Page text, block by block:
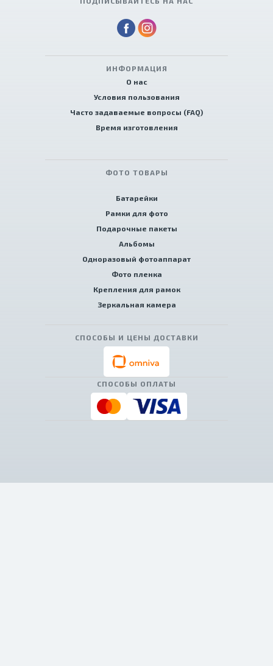
ИНФОРМАЦИЯ
О нас
Условия пользования
Часто задаваемые вопросы (FAQ)
Время изготовления
ФОТО ТОВАРЫ
Батарейки
Рамки для фото
Подарочные пакеты
Альбомы
Одноразовый фотоаппарат
Фото пленка
Крепления для рамок
Зеркальная камера
СПОСОБЫ И ЦЕНЫ ДОСТАВКИ
СПОСОБЫ ОПЛАТЫ